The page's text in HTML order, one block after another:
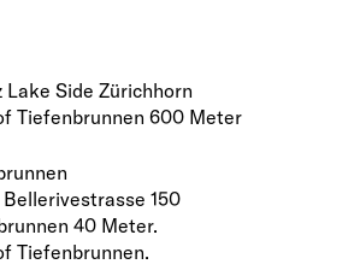
Side Zürichhorn
Tiefenbrunnen 600 Meter
150
40 Meter.
Tiefenbrunnen.